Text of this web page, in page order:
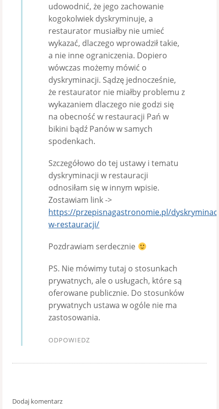
udowodnić, że jego zachowanie
kogokolwiek dyskryminuje, a
restaurator musiałby nie umieć
wykazać, dlaczego wprowadził takie,
a nie inne ograniczenia. Dopiero
wówczas możemy mówić o
dyskryminacji. Sądzę jednocześnie,
że restaurator nie miałby problemu z
wykazaniem dlaczego nie godzi się
na obecność w restauracji Pań w
bikini bądź Panów w samych
spodenkach.
Szczegółowo do tej ustawy i tematu
dyskryminacji w restauracji
odnosiłam się w innym wpisie.
Zostawiam link ->
https://przepisnagastronomie.pl/
w-restauracji/
Pozdrawiam serdecznie
PS. Nie mówimy tutaj o stosunkach
prywatnych, ale o usługach, które są
oferowane publicznie. Do stosunków
prywatnych ustawa w ogóle nie ma
zastosowania.
ODPOWIEDZ
Dodaj komentarz